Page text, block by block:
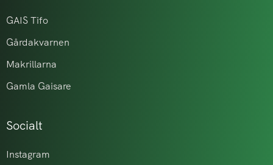
GAIS Tifo
Gårdakvarnen
Makrillarna
Gamla Gaisare
Socialt
Instagram